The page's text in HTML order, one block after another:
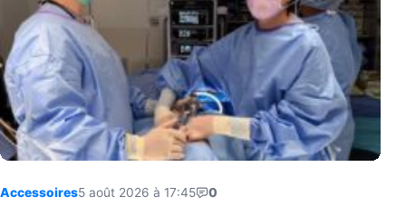
Accessoires5 août 2026 à 17:45 0